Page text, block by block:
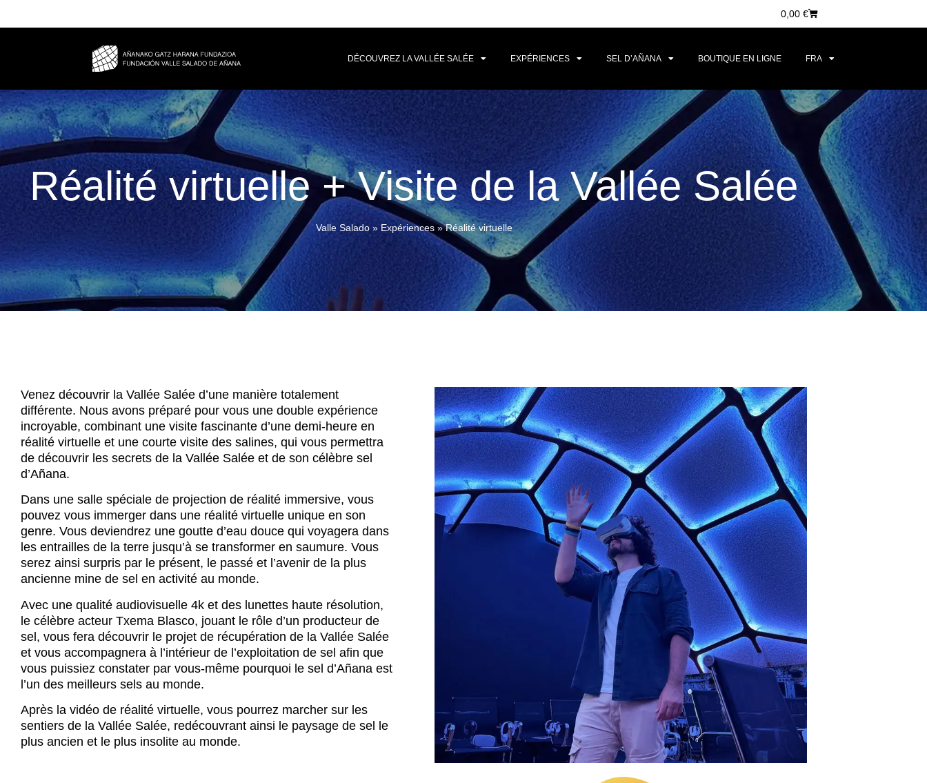
0,00 €
DÉCOUVREZ LA VALLÉE SALÉE EXPÉRIENCES SEL D’AÑANA BOUTIQUE EN LIGNE FRA
Réalité virtuelle + Visite de la Vallée Salée
Valle Salado» Expériences»Réalité virtuelle
Venez découvrir la Vallée Salée d’une manière totalement
différente. Nous avons préparé pour vous une double expérience
incroyable, combinant une visite fascinante d’une demi-heure en
réalité virtuelle et une courte visite des salines, qui vous permettra
de découvrir les secrets de la Vallée Salée et de son célèbre sel
d’Añana.
Dans une salle spéciale de projection de réalité immersive, vous
pouvez vous immerger dans une réalité virtuelle unique en son
genre. Vous deviendrez une goutte d’eau douce qui voyagera dans
les entrailles de la terre jusqu’à se transformer en saumure. Vous
serez ainsi surpris par le présent, le passé et l’avenir de la plus
ancienne mine de sel en activité au monde.
Avec une qualité audiovisuelle 4k et des lunettes haute résolution,
le célèbre acteur Txema Blasco, jouant le rôle d’un producteur de
sel, vous fera découvrir le projet de récupération de la Vallée Salée
et vous accompagnera à l’intérieur de l’exploitation de sel afin que
vous puissiez constater par vous-même pourquoi le sel d’Añana est
l’un des meilleurs sels au monde.
Après la vidéo de réalité virtuelle, vous pourrez marcher sur les
sentiers de la Vallée Salée, redécouvrant ainsi le paysage de sel le
plus ancien et le plus insolite au monde.